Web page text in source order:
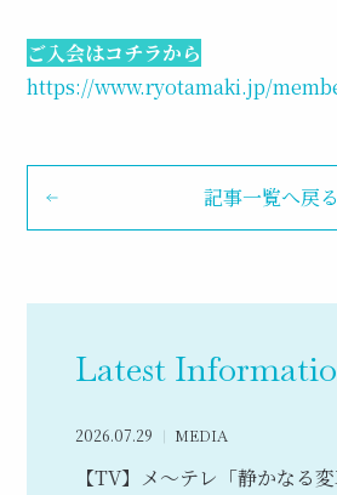
ご入会はコチラから
https://www.ryotamaki.jp/
記事一覧へ戻る
Latest
2026.07.29 MEDIA
【TV】メ～テレ「静かなる